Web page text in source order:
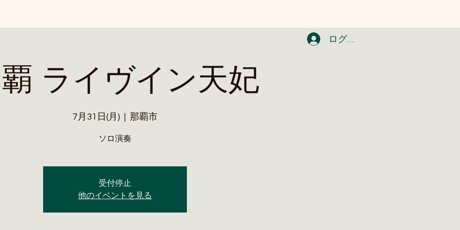
ログイン
ライヴイン天妃
7月31日(月)
  |
那覇市
ソロ演奏
受付停止
他のイベントを見る